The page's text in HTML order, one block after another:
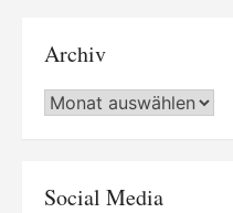
Archiv
Archiv
Social Media